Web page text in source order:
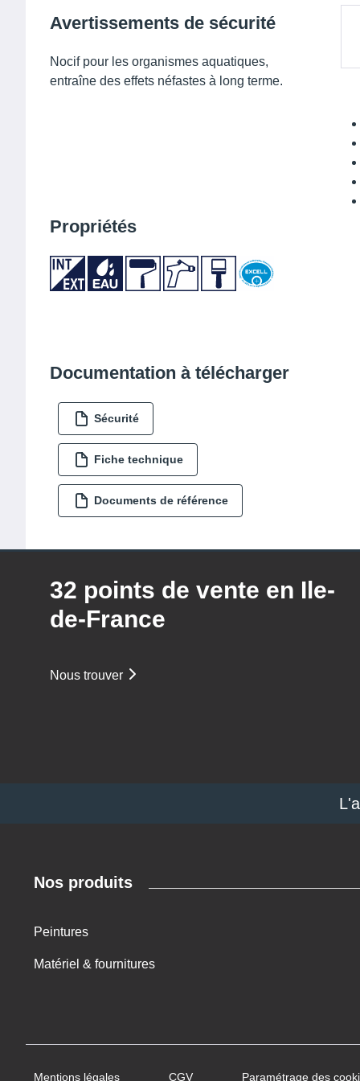
Avertissements de sécurité
Nocif pour les organismes aquatiques,
entraîne des effets néfastes à long terme.
Propriétés
Documentation à télécharger
Sécurité
Fiche technique
Documents de référence
32 points de vente en Ile-
de-France
Nous trouver
Nos produits
Peintures
Matériel & fournitures
Mentions légales CGV Paramétrage des